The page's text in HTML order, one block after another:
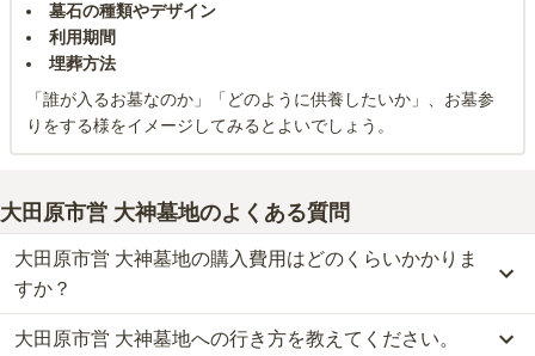
墓石の種類やデザイン
利用期間
埋葬方法
「誰が入るお墓なのか」「どのように供養したいか」、お墓参
りをする様をイメージしてみるとよいでしょう。
大田原市営 大神墓地のよくある質問
大田原市営 大神墓地の購入費用はどのくらいかかりま
すか？
大田原市営 大神墓地では、一般墓が約1万円(墓石代別)からお求め
大田原市営 大神墓地への行き方を教えてください。